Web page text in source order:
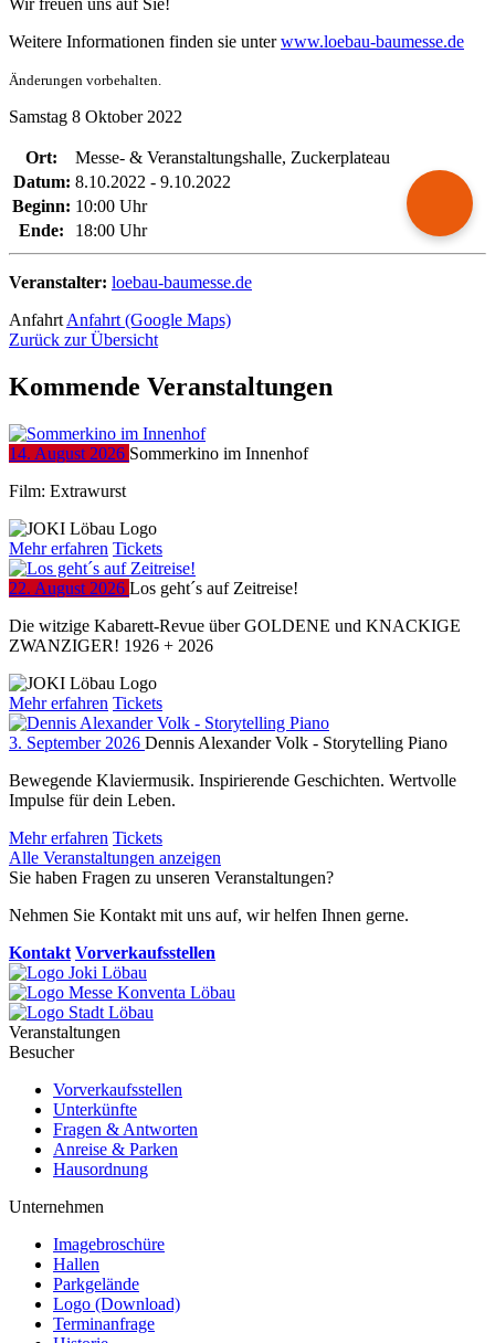
Weitere Informationen finden sie unterwww.loebau-baumesse.de
Änderungen vorbehalten.
Samstag 8 Oktober 2022
Ort:
Messe- & Veranstaltungshalle, Zuckerplateau
Datum: 8.10.2022 - 9.10.2022
Beginn: 10:00 Uhr
Ende:
18:00 Uhr
Veranstalter: loebau-baumesse.de
Anfahrt Anfahrt (Google Maps)
Zurück zur Übersicht
Kommende Veranstaltungen
14. August 2026 Sommerkino im Innenhof
Film: Extrawurst
Mehr erfahren Tickets
22. August 2026 Los geht´s auf Zeitreise!
Die witzige Kabarett-Revue über GOLDENE und KNACKIGE
ZWANZIGER! 1926 + 2026
Mehr erfahren Tickets
3. September 2026 Dennis Alexander Volk - Storytelling Piano
Bewegende Klaviermusik. Inspirierende Geschichten. Wertvolle
Impulse für dein Leben.
Mehr erfahren Tickets
Alle Veranstaltungen anzeigen
Sie haben Fragen zu unseren Veranstaltungen?
Nehmen Sie Kontakt mit uns auf, wir helfen Ihnen gerne.
Kontakt Vorverkaufsstellen
Veranstaltungen
Besucher
Vorverkaufsstellen
Unterkünfte
Fragen & Antworten
Anreise & Parken
Hausordnung
Unternehmen
Imagebroschüre
Hallen
Parkgelände
Logo (Download)
Terminanfrage